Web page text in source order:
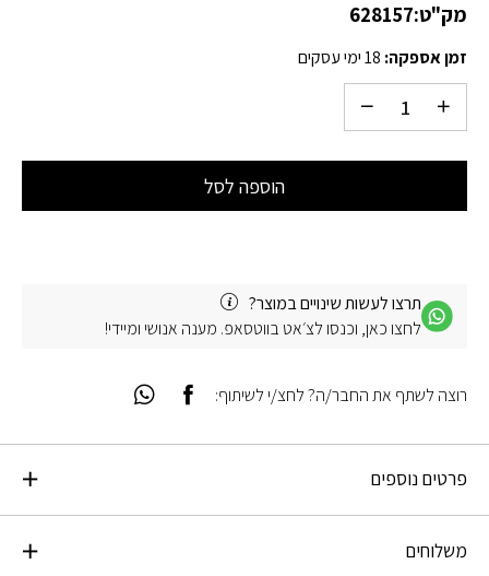
מק"ט:628157
זמן אספקה: 18 ימי עסקים
הוספה לסל
תרצו לעשות שינויים במוצר?
לחצו כאן, וכנסו לצ׳אט בווטסאפ. מענה אנושי ומיידי!
פרטים נוספים
משלוחים
רוצה לשתף את החבר/ה? לחצ/י לשיתוף: